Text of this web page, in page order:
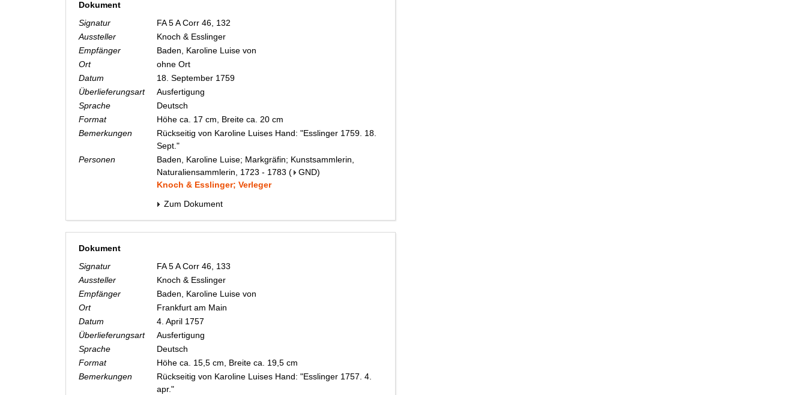
Dokument
Signatur
FA 5 A Corr 46, 132
Aussteller
Knoch & Esslinger
Empfänger
Baden, Karoline Luise von
Ort
ohne Ort
Datum
18. September 1759
Überlieferungsart
Ausfertigung
Sprache
Deutsch
Format
Höhe ca. 17 cm, Breite ca. 20 cm
Bemerkungen
Rückseitig von Karoline Luises Hand: "Esslinger 1759. 18.
Sept."
Personen
Baden, Karoline Luise; Markgräfin; Kunstsammlerin,
Naturaliensammlerin, 1723 - 1783 ( GND)
Knoch & Esslinger; Verleger
Zum Dokument
Dokument
Signatur
FA 5 A Corr 46, 133
Aussteller
Knoch & Esslinger
Empfänger
Baden, Karoline Luise von
Ort
Frankfurt am Main
Datum
4. April 1757
Überlieferungsart
Ausfertigung
Sprache
Deutsch
Format
Höhe ca. 15,5 cm, Breite ca. 19,5 cm
Bemerkungen
Rückseitig von Karoline Luises Hand: "Esslinger 1757. 4.
apr."